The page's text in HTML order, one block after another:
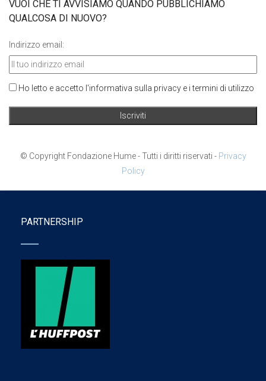
VUOI CHE TI AVVISIAMO QUANDO PUBBLICHIAMO
QUALCOSA DI NUOVO?
Indirizzo email:
Ho letto e accetto l'informativa sulla privacy e i termini di utilizzo
© Copyright Fondazione Hume - Tutti i diritti riservati - Privacy
Policy
PARTNERSHIP